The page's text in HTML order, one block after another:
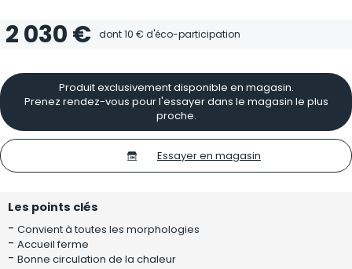
2 030 € dont10 € d'éco-participation
Produit exclusivement disponible en magasin.
Prenez rendez-vous pour l'essayer dans le magasin le plus
proche.
Essayer en magasin
Les points clés
- Convient à toutes les morphologies
- Accueil ferme
- Bonne circulation de la chaleur